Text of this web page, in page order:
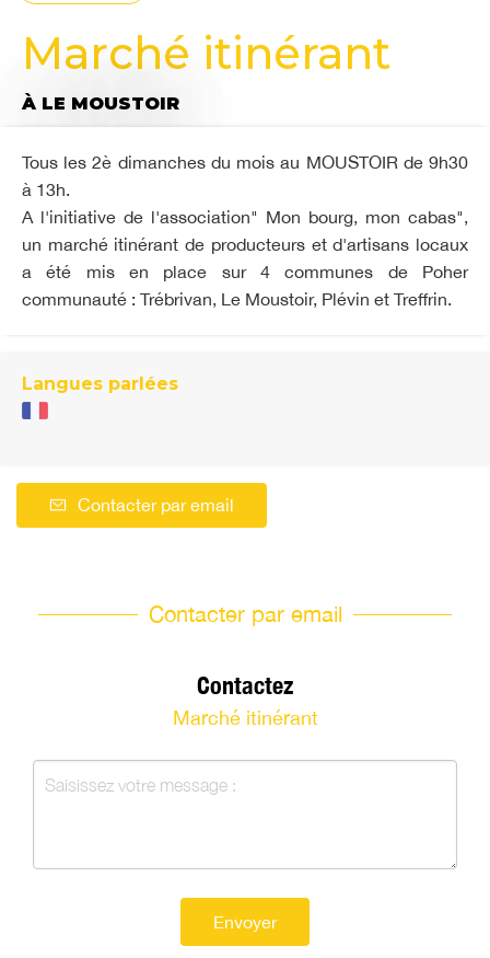
Marché itinérant
À LE MOUSTOIR
Tous les 2è dimanches du mois au MOUSTOIR de 9h30
à 13h.
A l'initiative de l'association" Mon bourg, mon cabas",
un marché itinérant de producteurs et d'artisans locaux
a été mis en place sur 4 communes de Poher
communauté : Trébrivan, Le Moustoir, Plévin et Treffrin.
Langues parlées
Contacter par email
Contacter par email
Contactez
Marché itinérant
Envoyer